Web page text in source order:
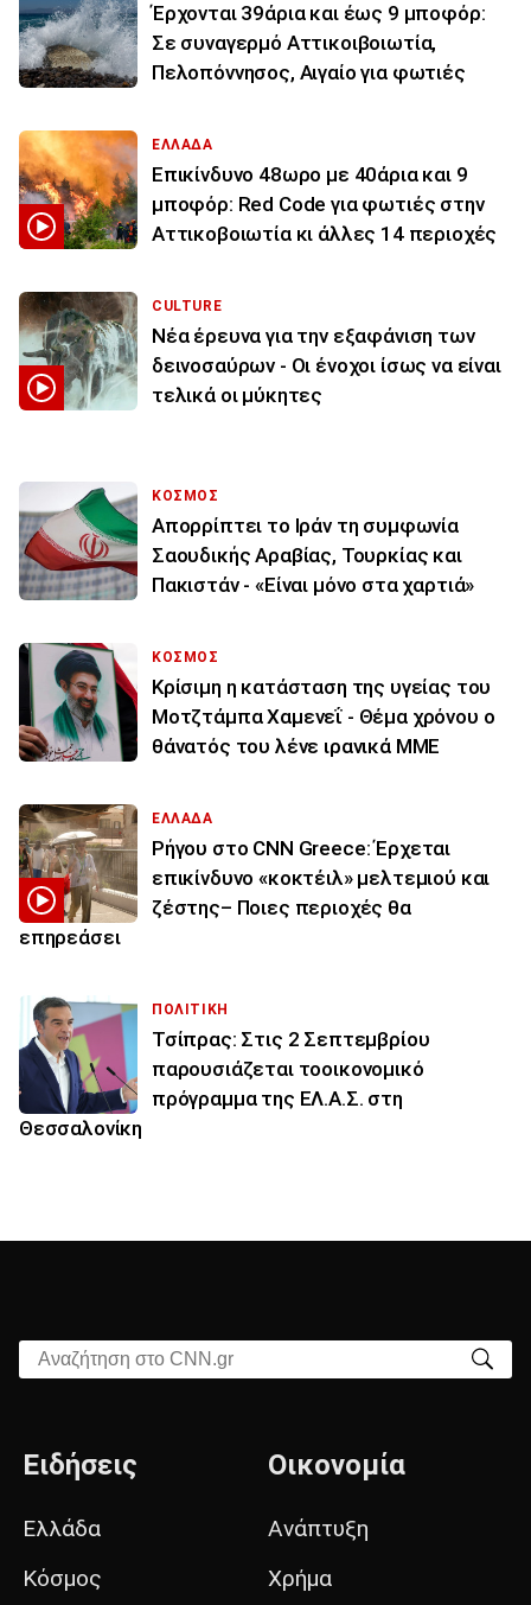
Έρχονται 39άρια και έως 9 μποφόρ:
Σε συναγερμό Αττικοιβοιωτία,
Πελοπόννησος, Αιγαίο για φωτιές
ΕΛΛΑΔΑ
Επικίνδυνο 48ωρο με 40άρια και 9
μποφόρ: Red Code για φωτιές στην
Αττικοβοιωτία κι άλλες 14 περιοχές
CULTURE
Νέα έρευνα για την εξαφάνιση των
δεινοσαύρων - Οι ένοχοι ίσως να είναι
τελικά οι μύκητες
ΚΟΣΜΟΣ
Απορρίπτει το Ιράν τη συμφωνία
Σαουδικής Αραβίας, Τουρκίας και
Πακιστάν - «Είναι μόνο στα χαρτιά»
ΚΟΣΜΟΣ
Κρίσιμη η κατάσταση της υγείας του
Μοτζτάμπα Χαμενεΐ - Θέμα χρόνου ο
θάνατός του λένε ιρανικά ΜΜΕ
ΕΛΛΑΔΑ
Ρήγου στο CNN Greece: Έρχεται
επικίνδυνο «κοκτέιλ» μελτεμιού και
ζέστης– Ποιες περιοχές θα
επηρεάσει
ΠΟΛΙΤΙΚΗ
Τσίπρας: Στις 2 Σεπτεμβρίου
παρουσιάζεται τοοικονομικό
πρόγραμμα της ΕΛ.Α.Σ. στη
Θεσσαλονίκη
Αναζήτηση στο CNN.gr
Ειδήσεις
Ελλάδα
Κόσμος
Οικονομία
Ανάπτυξη
Χρήμα